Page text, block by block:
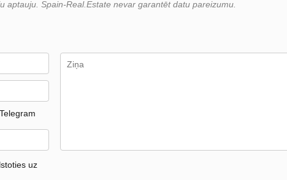
Spain-Real.Estate nevar garantēt datu pareizumu.
Telegram
uz